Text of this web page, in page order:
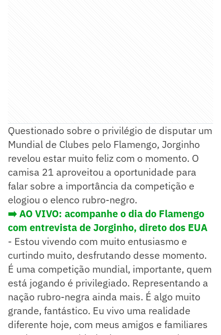
Questionado sobre o privilégio de disputar um
Mundial de Clubes pelo Flamengo, Jorginho
revelou estar muito feliz com o momento. O
camisa 21 aproveitou a oportunidade para
falar sobre a importância da competição e
elogiou o elenco rubro-negro.
➡️ AO VIVO: acompanhe o dia do Flamengo
com entrevista de Jorginho, direto dos EUA
- Estou vivendo com muito entusiasmo e
curtindo muito, desfrutando desse momento.
É uma competição mundial, importante, quem
está jogando é privilegiado. Representando a
nação rubro-negra ainda mais. É algo muito
grande, fantástico. Eu vivo uma realidade
diferente hoje, com meus amigos e familiares